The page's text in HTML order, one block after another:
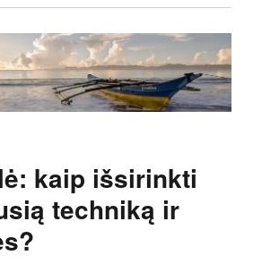
kaip išsirinkti
techniką ir